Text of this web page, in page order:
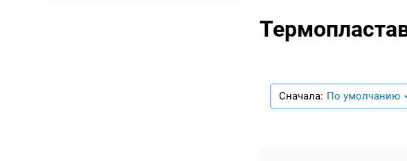
Сначала: По умолчанию